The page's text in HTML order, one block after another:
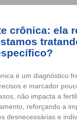
crônica: ela
é um diagnóstico
e marcador
não impacta a
reforçando a
desnecessárias e